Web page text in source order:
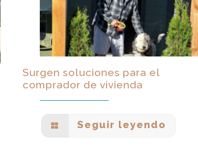
Surgen soluciones para el
comprador de vivienda
Seguir leyendo